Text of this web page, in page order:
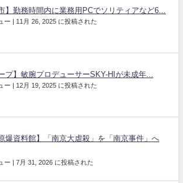
】勤務時間内に業務用PCでソリティアなど6...
ー | 11月 26, 2025 に投稿された
プ】敏腕プロデューサーSKY-HIが未成年...
ー | 12月 19, 2025 に投稿された
爆資料館】「南京大虐殺」を「南京事件」へ
ー | 7月 31, 2026 に投稿された